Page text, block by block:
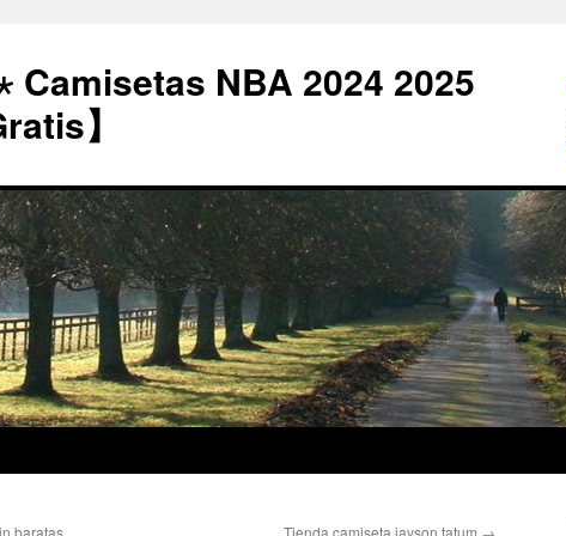
Camisetas NBA 2024 2025
】
baratas Tienda camiseta jayson tatum →